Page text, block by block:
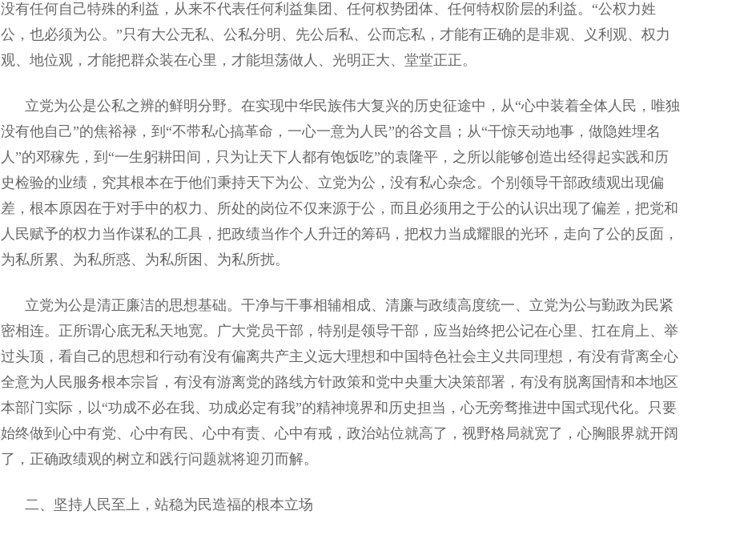
没有任何自己特殊的利益，从来不代表任何利益集团、任何权势团体、任何特权阶层的利益。“公权力姓
公，也必须为公。”只有大公无私、公私分明、先公后私、公而忘私，才能有正确的是非观、义利观、权力
观、地位观，才能把群众装在心里，才能坦荡做人、光明正大、堂堂正正。
立党为公是公私之辨的鲜明分野。在实现中华民族伟大复兴的历史征途中，从“心中装着全体人民，唯独
没有他自己”的焦裕禄，到“不带私心搞革命，一心一意为人民”的谷文昌；从“干惊天动地事，做隐姓埋名
人”的邓稼先，到“一生躬耕田间，只为让天下人都有饱饭吃”的袁隆平，之所以能够创造出经得起实践和历
史检验的业绩，究其根本在于他们秉持天下为公、立党为公，没有私心杂念。个别领导干部政绩观出现偏
差，根本原因在于对手中的权力、所处的岗位不仅来源于公，而且必须用之于公的认识出现了偏差，把党和
人民赋予的权力当作谋私的工具，把政绩当作个人升迁的筹码，把权力当成耀眼的光环，走向了公的反面，
为私所累、为私所惑、为私所困、为私所扰。
立党为公是清正廉洁的思想基础。干净与干事相辅相成、清廉与政绩高度统一、立党为公与勤政为民紧
密相连。正所谓心底无私天地宽。广大党员干部，特别是领导干部，应当始终把公记在心里、扛在肩上、举
过头顶，看自己的思想和行动有没有偏离共产主义远大理想和中国特色社会主义共同理想，有没有背离全心
全意为人民服务根本宗旨，有没有游离党的路线方针政策和党中央重大决策部署，有没有脱离国情和本地区
本部门实际，以“功成不必在我、功成必定有我”的精神境界和历史担当，心无旁骛推进中国式现代化。只要
始终做到心中有党、心中有民、心中有责、心中有戒，政治站位就高了，视野格局就宽了，心胸眼界就开阔
了，正确政绩观的树立和践行问题就将迎刃而解。
二、坚持人民至上，站稳为民造福的根本立场